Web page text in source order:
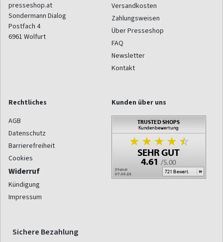
presseshop.at
Sondermann Dialog
Postfach 4
6961 Wolfurt
Versandkosten
Zahlungsweisen
Über Presseshop
FAQ
Newsletter
Kontakt
Rechtliches
AGB
Datenschutz
Barrierefreiheit
Cookies
Widerruf
Kündigung
Impressum
Kunden über uns
Sichere Bezahlung